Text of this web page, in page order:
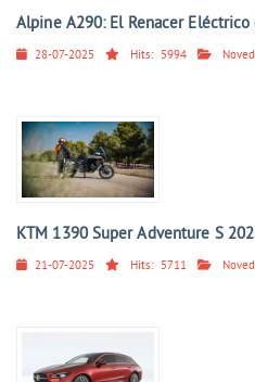
Alpine A290: El Renacer Eléctrico
28-07-2025 Hits: 5994
KTM 1390 Super Adventure S
21-07-2025 Hits: 5711